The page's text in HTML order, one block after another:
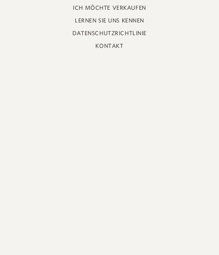
ICH MÖCHTE VERKAUFEN
LERNEN SIE UNS KENNEN
DATENSCHUTZRICHTLINIE
KONTAKT